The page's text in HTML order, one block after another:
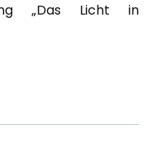
„Das Licht in